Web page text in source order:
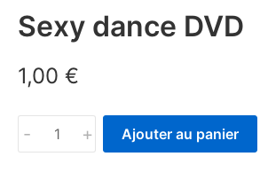
Sexy dance DVD
1,00 €
quantité
de
- + Ajouter au panier